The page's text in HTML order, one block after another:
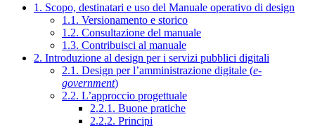
1. Scopo, destinatari e uso del Manuale operativo di design
1.1. Versionamento e storico
1.2. Consultazione del manuale
1.3. Contribuisci al manuale
2. Introduzione al design per i servizi pubblici digitali
2.1. Design per l’amministrazione digitale (e-
government)
2.2. L’approccio progettuale
2.2.1. Buone pratiche
2.2.2. Principi